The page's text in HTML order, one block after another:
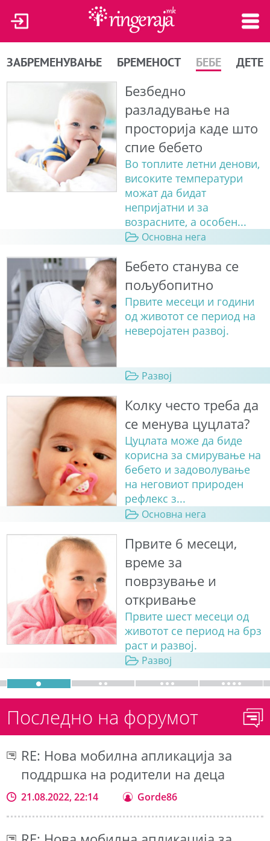
ЗАБРЕМЕНУВАЊЕ БРЕМЕНОСТ БЕБЕ ДЕТЕ
Безбедно
разладување на
просторија каде што
спие бебето
Во топлите летни денови,
високите температури
можат да бидат
непријатни и за
возрасните, а особен...
Основна нега
Бебето станува сe
пољубопитно
Првите месеци и години
од животот се период на
неверојатен развој.
Развој
Колку често треба да
се менува цуцлата?
Цуцлата може да биде
корисна за смирување на
бебето и задоволување
на неговиот природен
рефлекс з...
Основна нега
Првите 6 месеци,
време за
поврзување и
откривање
Првите шест месеци од
животот се период на брз
раст и развој.
Развој
Последно на форумот
RE: Нова мобилна апликација за
поддршка на родители на деца
21.08.2022, 22:14 Gorde86